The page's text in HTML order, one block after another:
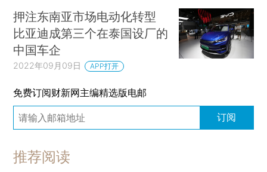
押注东南亚市场电动化转型
比亚迪成第三个在泰国设厂的
中国车企
2022年09月09日 APP打开
免费订阅财新网主编精选版电邮
订阅
推荐阅读